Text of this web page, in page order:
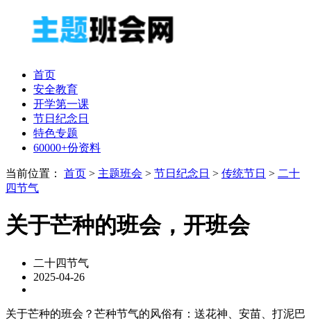
首页
安全教育
开学第一课
节日纪念日
特色专题
60000+份资料
当前位置： 首页 > 主题班会 > 节日纪念日 > 传统节日 > 二十
四节气
关于芒种的班会，开班会
二十四节气
2025-04-26
关于芒种的班会？芒种节气的风俗有：送花神、安苗、打泥巴